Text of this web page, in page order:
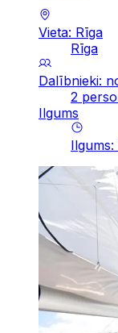
Vieta: Rīga
Rīga
Dalībnieki:
2
Ilgums
Ilgums: